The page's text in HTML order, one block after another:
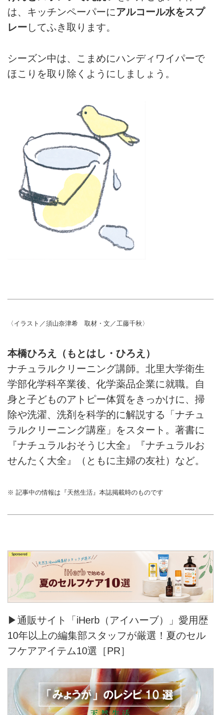
は、キッチンペーパーにアルコール水をスプ
レー してふき取ります。
シーズン中は、こまめにハンディワイパーで
ほこりを取り除くようにしましょう。
〈イラスト／須山奈津希 取材・文／工藤千秋〉
本橋ひろえ（もとはし・ひろえ）
ナチュラルクリーニング講師。北里大学衛生
学部化学科卒業後、化学薬品企業に就職。自
身と子どものアトピー体質をきっかけに、掃
除や洗濯、洗剤を科学的に解説する「ナチュ
ラルクリーニング講座」をスタート。著書に
『ナチュラルおそうじ大全』『ナチュラルお
せんたく大全』（ともに主婦の友社）など。
※ 記事中の情報は『天然生活』本誌掲載時のものです
▶通販サイト「iHerb（アイハーブ）」愛用歴
10年以上の編集部スタッフが厳選！夏のセル
フケアアイテム10選［PR］